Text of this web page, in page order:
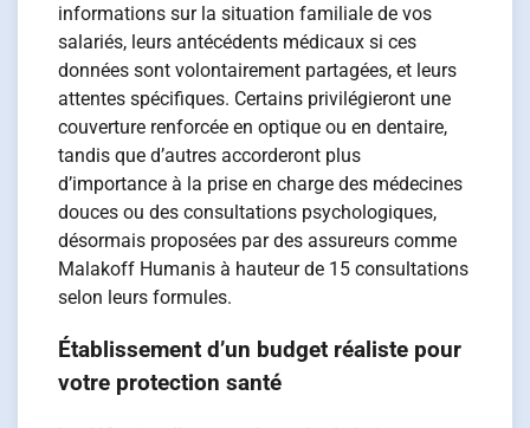
informations sur la situation familiale de vos
salariés, leurs antécédents médicaux si ces
données sont volontairement partagées, et leurs
attentes spécifiques. Certains privilégieront une
couverture renforcée en optique ou en dentaire,
tandis que d’autres accorderont plus
d’importance à la prise en charge des médecines
douces ou des consultations psychologiques,
désormais proposées par des assureurs comme
Malakoff Humanis à hauteur de 15 consultations
selon leurs formules.
Établissement d’un budget réaliste pour
votre protection santé